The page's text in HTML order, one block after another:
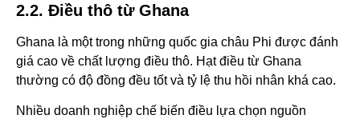
2.2. Điều thô từ Ghana
Ghana là một trong những quốc gia châu Phi được đánh
giá cao về chất lượng điều thô. Hạt điều từ Ghana
thường có độ đồng đều tốt và tỷ lệ thu hồi nhân khá cao.
Nhiều doanh nghiệp chế biến điều lựa chọn nguồn